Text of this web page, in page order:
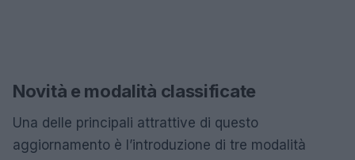
Novità e modalità classificate
Una delle principali attrattive di questo
aggiornamento è l’introduzione di tre modalità